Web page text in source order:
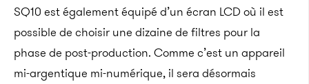
SQ10 est également équipé d’un écran LCD où il est
possible de choisir une dizaine de filtres pour la
phase de post-production. Comme c’est un appareil
mi-argentique mi-numérique, il sera désormais